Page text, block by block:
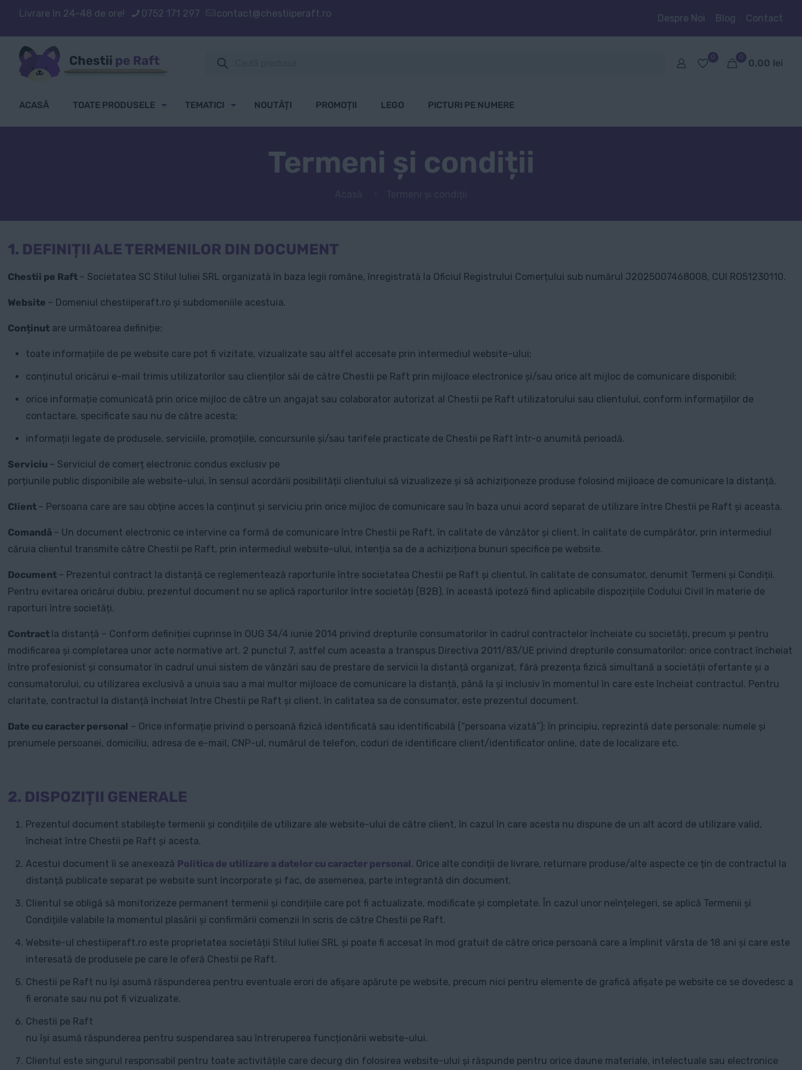
Livrare în 24-48 de ore! 0752 171 297 contact@chestiiperaft.ro Despre Noi Blog Contact
search
0 0
0,00 lei
ACASĂ TOATE PRODUSELE TEMATICI NOUTĂȚI PROMOȚII LEGO PICTURI PE NUMERE
Termeni și condiții
1. DEFINIȚII ALE TERMENILOR DIN DOCUMENT
Chestii pe Raft – Societatea SC Stilul Iuliei SRL organizată în baza legii române, înregistrată la Oficiul Registrului Comerțului sub numărul J2025007468008, CUI RO51230110.
Website – Domeniul chestiiperaft.ro și subdomeniile acestuia.
Conținut are următoarea definiție:
toate informațiile de pe website care pot fi vizitate, vizualizate sau altfel accesate prin intermediul website-ului;
conținutul oricărui e-mail trimis utilizatorilor sau clienților săi de către Chestii pe Raft prin mijloace electronice și/sau orice alt mijloc de comunicare disponibil;
orice informație comunicată prin orice mijloc de către un angajat sau colaborator autorizat al Chestii pe Raft utilizatorului sau clientului, conform informațiilor de
contactare, specificate sau nu de către acesta;
informații legate de produsele, serviciile, promoțiile, concursurile și/sau tarifele practicate de Chestii pe Raft într-o anumită perioadă.
Serviciu – Serviciul de comerț electronic condus exclusiv pe
porțiunile public disponibile ale website-ului, în sensul acordării posibilității clientului să vizualizeze și să achiziționeze produse folosind mijloace de comunicare la distanță.
Client – Persoana care are sau obține acces la conținut și serviciu prin orice mijloc de comunicare sau în baza unui acord separat de utilizare între Chestii pe Raft și aceasta.
Comandă – Un document electronic ce intervine ca formă de comunicare între Chestii pe Raft, în calitate de vânzător și client, în calitate de cumpărător, prin intermediul
căruia clientul transmite către Chestii pe Raft, prin intermediul website-ului, intenția sa de a achiziționa bunuri specifice pe website.
Document – Prezentul contract la distanță ce reglementează raporturile între societatea Chestii pe Raft și clientul, în calitate de consumator, denumit Termeni și Condiții.
Pentru evitarea oricărui dubiu, prezentul document nu se aplică raporturilor între societăți (B2B), în această ipoteză fiind aplicabile dispozițiile Codului Civil în materie de
raporturi între societăți.
Contract la distanță – Conform definiției cuprinse în OUG 34/4 iunie 2014 privind drepturile consumatorilor în cadrul contractelor încheiate cu societăți, precum și pentru
modificarea și completarea unor acte normative art. 2 punctul 7, astfel cum aceasta a transpus Directiva 2011/83/UE privind drepturile consumatorilor: orice contract încheiat
între profesionist și consumator în cadrul unui sistem de vânzări sau de prestare de servicii la distanță organizat, fără prezența fizică simultană a societății ofertante și a
consumatorului, cu utilizarea exclusivă a unuia sau a mai multor mijloace de comunicare la distanță, până la și inclusiv în momentul în care este încheiat contractul. Pentru
claritate, contractul la distanță încheiat între Chestii pe Raft și client, în calitatea sa de consumator, este prezentul document.
Date cu caracter personal – Orice informație privind o persoană fizică identificată sau identificabilă (“persoana vizată”); în principiu, reprezintă date personale: numele și
prenumele persoanei, domiciliu, adresa de e-mail, CNP-ul, numărul de telefon, coduri de identificare client/identificator online, date de localizare etc.
2. DISPOZIȚII GENERALE
Prezentul document stabilește termenii și condițiile de utilizare ale website-ului de către client, în cazul în care acesta nu dispune de un alt acord de utilizare valid,
încheiat între Chestii pe Raft și acesta.
Acestui document îi se anexează Politica de utilizare a datelor cu caracter personal. Orice alte condiții de livrare, returnare produse/alte aspecte ce țin de contractul la
distanță publicate separat pe website sunt încorporate și fac, de asemenea, parte integrantă din document.
Clientul se obligă să monitorizeze permanent termenii și condițiile care pot fi actualizate, modificate și completate. În cazul unor neînțelegeri, se aplică Termenii și
Condițiile valabile la momentul plasării și confirmării comenzii în scris de către Chestii pe Raft.
Website-ul chestiiperaft.ro este proprietatea societății Stilul Iuliei SRL și poate fi accesat în mod gratuit de către orice persoană care a împlinit vârsta de 18 ani și care este
interesată de produsele pe care le oferă Chestii pe Raft.
Chestii pe Raft nu își asumă răspunderea pentru eventuale erori de afișare apărute pe website, precum nici pentru elemente de grafică afișate pe website ce se dovedesc a
fi eronate sau nu pot fi vizualizate.
Chestii pe Raft
nu își asumă răspunderea pentru suspendarea sau întreruperea funcționării website-ului.
Clientul este singurul responsabil pentru toate activitățile care decurg din folosirea website-ului și răspunde pentru orice daune materiale, intelectuale sau electronice